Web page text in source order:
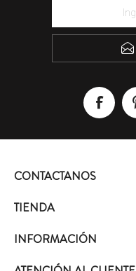
CONTACTANOS
TIENDA
INFORMACIÓN